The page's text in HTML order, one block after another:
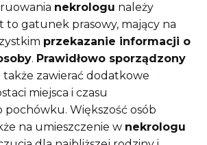
nekrologu należy
to gatunek prasowy, mający na
przekazanie informacji o
. Prawidłowo sporządzony
także zawierać dodatkowe
miejsca i czasu
pochówku. Większość osób
na umieszczenie w nekrologu